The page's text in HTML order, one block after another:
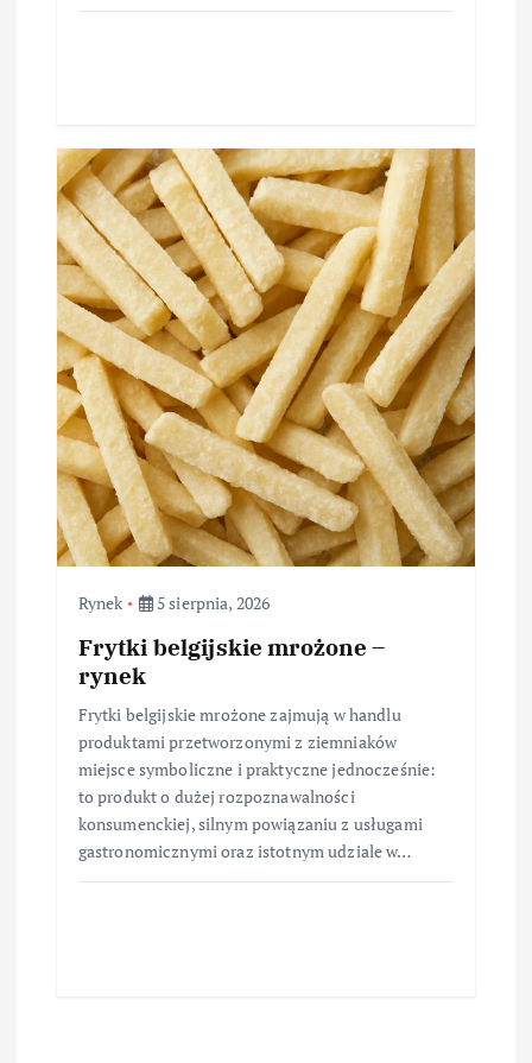
Rynek 5 sierpnia, 2026
Frytki belgijskie mrożone –
rynek
Frytki belgijskie mrożone zajmują w handlu
produktami przetworzonymi z ziemniaków
miejsce symboliczne i praktyczne jednocześnie:
to produkt o dużej rozpoznawalności
konsumenckiej, silnym powiązaniu z usługami
gastronomicznymi oraz istotnym udziale w…